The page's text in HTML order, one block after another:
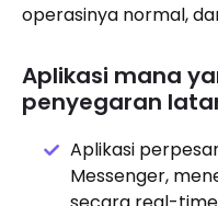
operasinya normal,
Aplikasi mana
penyegaran
Aplikasi
Messenger,